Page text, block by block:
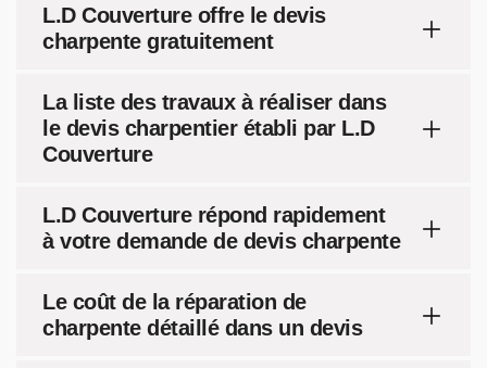
L.D Couverture offre le devis
charpente gratuitement
La liste des travaux à réaliser dans
le devis charpentier établi par L.D
Couverture
L.D Couverture répond rapidement
à votre demande de devis charpente
Le coût de la réparation de
charpente détaillé dans un devis